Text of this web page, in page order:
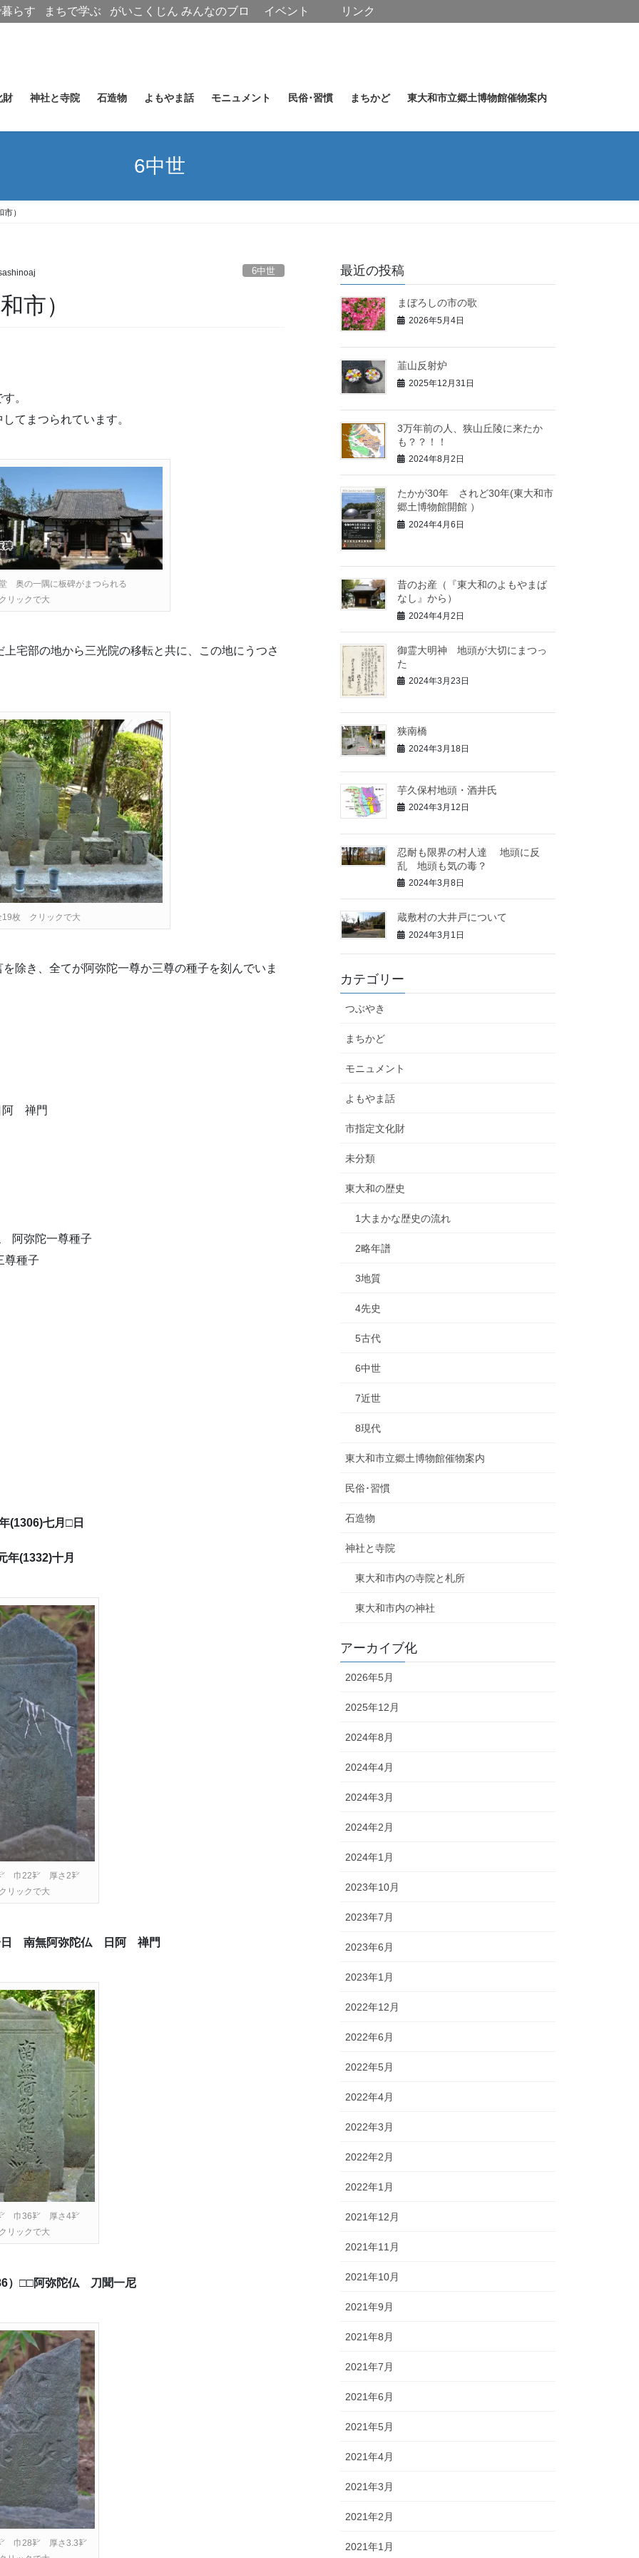
財 神社と寺院 石造物 よもやま話 モニュメント 民俗･習慣 まちかど 東大和市立郷土博物館催物案内
6中世
）
6中世
市）
。
てまつられています。
奥の一隅に板碑がまつられる
リックで大
宅部の地から三光院の移転と共に、この地にうつさ
枚 クリックで大
き、全てが阿弥陀一尊か三尊の種子を刻んでいま
阿 禅門
弥陀一尊種子
種子
(1306)七月□日
年(1332)十月
巾22㌢ 厚さ2㌢
リックで大
日 南無阿弥陀仏 日阿 禅門
巾36㌢ 厚さ4㌢
リックで大
）□□阿弥陀仏 刀聞一尼
巾28㌢ 厚さ3.3㌢
最近の投稿
まぼろしの市の歌
2026年5月4日
韮山反射炉
2025年12月31日
3万年前の人、狭山丘陵に来たか
も？？！！
2024年8月2日
たかが30年 されど30年(東大和市
郷土博物館開館 ）
2024年4月6日
昔のお産（『東大和のよもやまば
なし』から）
2024年4月2日
御霊大明神 地頭が大切にまつっ
た
2024年3月23日
狭南橋
2024年3月18日
芋久保村地頭・酒井氏
2024年3月12日
忍耐も限界の村人達 地頭に反
乱 地頭も気の毒？
2024年3月8日
蔵敷村の大井戸について
2024年3月1日
カテゴリー
つぶやき
まちかど
モニュメント
よもやま話
市指定文化財
未分類
東大和の歴史
1大まかな歴史の流れ
2略年譜
3地質
4先史
5古代
6中世
7近世
8現代
東大和市立郷土博物館催物案内
民俗･習慣
石造物
神社と寺院
東大和市内の寺院と札所
東大和市内の神社
アーカイブ化
2026年5月
2025年12月
2024年8月
2024年4月
2024年3月
2024年2月
2024年1月
2023年10月
2023年7月
2023年6月
2023年1月
2022年12月
2022年6月
2022年5月
2022年4月
2022年3月
2022年2月
2022年1月
2021年12月
2021年11月
2021年10月
2021年9月
2021年8月
2021年7月
2021年6月
2021年5月
2021年4月
2021年3月
2021年2月
2021年1月
らす まちで学ぶ がいこくじん みんなのブロ
イベント リンク